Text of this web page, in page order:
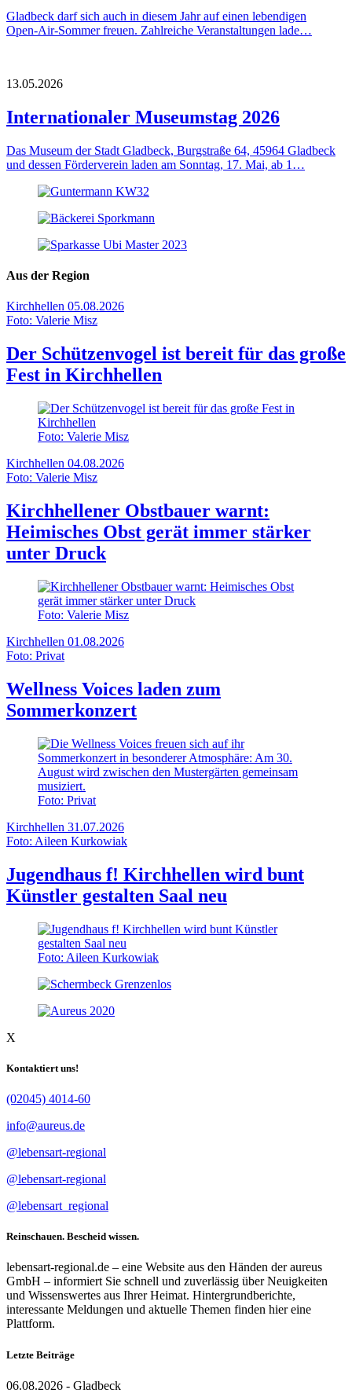
Gladbeck darf sich auch in diesem Jahr auf einen lebendigen
Open‑Air‑Sommer freuen. Zahlreiche Veranstaltungen lade…
13.05.2026
Internationaler Museumstag 2026
Das Museum der Stadt Gladbeck, Burgstraße 64, 45964 Gladbeck
und dessen Förderverein laden am Sonntag, 17. Mai, ab 1…
Aus der Region
Kirchhellen 05.08.2026
Foto: Valerie Misz
Der Schützenvogel ist bereit für das große
Fest in Kirchhellen
Foto: Valerie Misz
Kirchhellen 04.08.2026
Foto: Valerie Misz
Kirchhellener Obstbauer warnt:
Heimisches Obst gerät immer stärker
unter Druck
Foto: Valerie Misz
Kirchhellen 01.08.2026
Foto: Privat
Wellness Voices laden zum
Sommerkonzert
Foto: Privat
Kirchhellen 31.07.2026
Foto: Aileen Kurkowiak
Jugendhaus f! Kirchhellen wird bunt
Künstler gestalten Saal neu
Foto: Aileen Kurkowiak
X
Kontaktiert uns!
(02045) 4014-60
info@aureus.de
@lebensart-regional
@lebensart-regional
@lebensart_regional
Reinschauen. Bescheid wissen.
lebensart-regional.de – eine Website aus den Händen der aureus
GmbH – informiert Sie schnell und zuverlässig über Neuigkeiten
und Wissenswertes aus Ihrer Heimat. Hintergrundberichte,
interessante Meldungen und aktuelle Themen finden hier eine
Plattform.
Letzte Beiträge
06.08.2026 - Gladbeck